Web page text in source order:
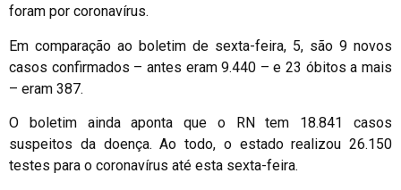
foram por coronavírus.
Em comparação ao boletim de sexta-feira, 5, são 9 novos
casos confirmados – antes eram 9.440 – e 23 óbitos a mais
– eram 387.
O boletim ainda aponta que o RN tem 18.841 casos
suspeitos da doença. Ao todo, o estado realizou 26.150
testes para o coronavírus até esta sexta-feira.